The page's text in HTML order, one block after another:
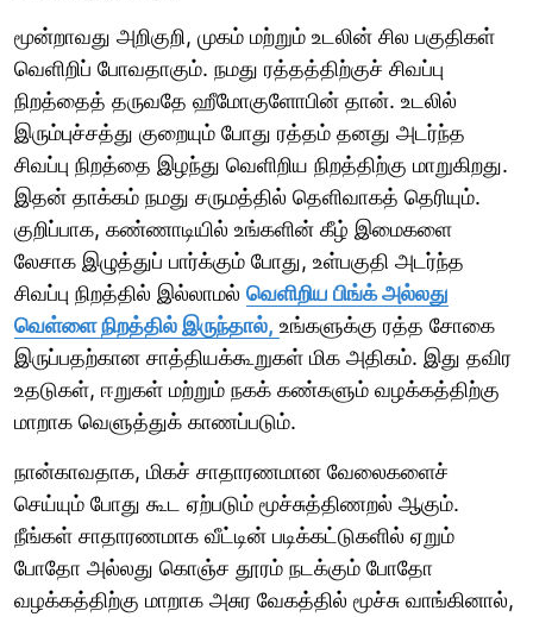
மூன்றாவது அறிகுறி, முகம் மற்றும் உடலின் சில பகுதிகள்
வெளிறிப் போவதாகும். நமது ரத்தத்திற்குச் சிவப்பு
நிறத்தைத் தருவதே ஹீமோகுளோபின் தான். உடலில்
இரும்புச்சத்து குறையும் போது ரத்தம் தனது அடர்ந்த
சிவப்பு நிறத்தை இழந்து வெளிறிய நிறத்திற்கு மாறுகிறது.
இதன் தாக்கம் நமது சருமத்தில் தெளிவாகத் தெரியும்.
குறிப்பாக, கண்ணாடியில் உங்களின் கீழ் இமைகளை
லேசாக இழுத்துப் பார்க்கும் போது, உள்பகுதி அடர்ந்த
சிவப்பு நிறத்தில் இல்லாமல் வெளிறிய பிங்க் அல்லது
வெள்ளை நிறத்தில் இருந்தால், உங்களுக்கு ரத்த சோகை
இருப்பதற்கான சாத்தியக்கூறுகள் மிக அதிகம். இது தவிர
உதடுகள், ஈறுகள் மற்றும் நகக் கண்களும் வழக்கத்திற்கு
மாறாக வெளுத்துக் காணப்படும்.
நான்காவதாக, மிகச் சாதாரணமான வேலைகளைச்
செய்யும் போது கூட ஏற்படும் மூச்சுத்திணறல் ஆகும்.
நீங்கள் சாதாரணமாக வீட்டின் படிக்கட்டுகளில் ஏறும்
போதோ அல்லது கொஞ்ச தூரம் நடக்கும் போதோ
வழக்கத்திற்கு மாறாக அசுர வேகத்தில் மூச்சு வாங்கினால்,